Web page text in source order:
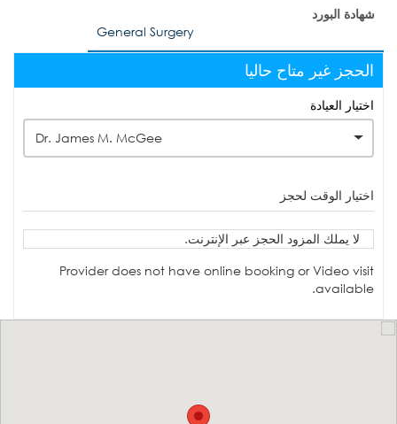
شهادة البورد
General Surgery
الحجز غير متاح حاليا
اختيار العيادة
Dr. James M. McGee
اختيار الوقت لحجز
لا يملك المزود الحجز عبر الإنترنت.
Provider does not have online booking or Video visit
available.